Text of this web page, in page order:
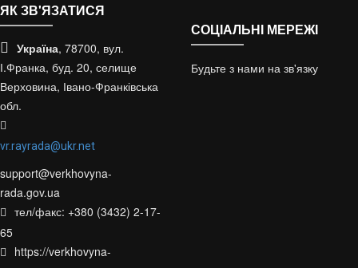
ЯК ЗВ'ЯЗАТИСЯ
Україна, 78700, вул.
І.Франка, буд. 20, селище
Верховина, Івано-Франківська
обл.
vr.rayrada@ukr.net
support@verkhovyna-
rada.gov.ua
тел/факс: +380 (3432) 2-17-
65
https://verkhovyna-
СОЦІАЛЬНІ МЕРЕЖІ
Будьте з нами на зв'язку